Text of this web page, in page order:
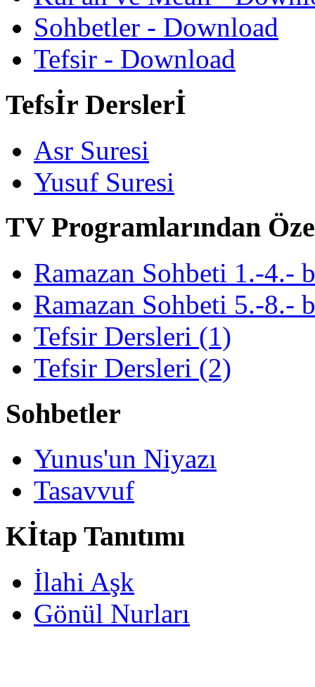
Sohbetler - Download
Tefsir - Download
Tefsİr Derslerİ
Asr Suresi
Yusuf Suresi
TV Programlarından
Ramazan Sohbeti 1.-4.-
Ramazan Sohbeti 5.-8.-
Tefsir Dersleri (1)
Tefsir Dersleri (2)
Sohbetler
Yunus'un Niyazı
Tasavvuf
Kİtap Tanıtımı
İlahi Aşk
Gönül Nurları